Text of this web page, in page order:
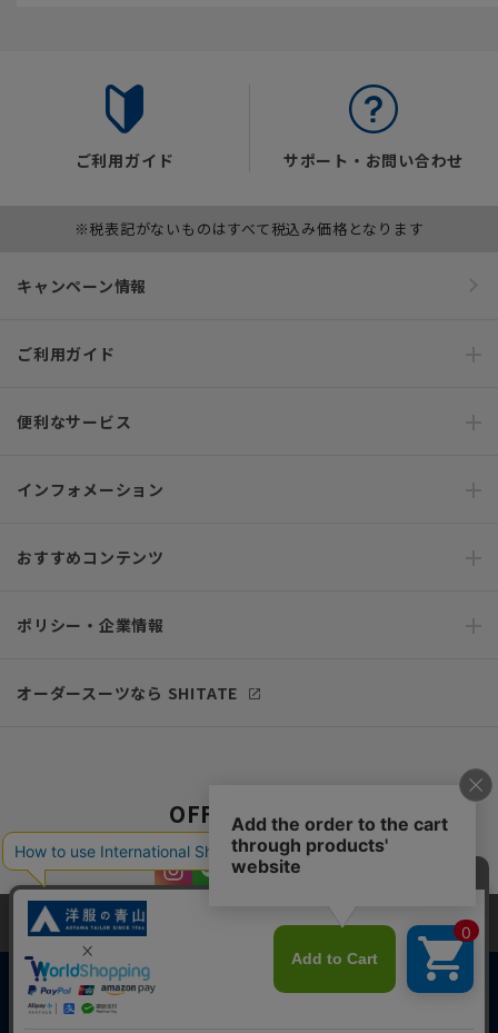
ご利用ガイド サポート・お問い合わせ
※税表記がないものはすべて税込み価格となります
キャンペーン情報
ご利用ガイド
便利なサービス
インフォメーション
おすすめコンテンツ
ポリシー・企業情報
オーダースーツなら SHITATE
OFFICIAL SNS
当サイトでは、快適な閲覧体験とコンテンツ改善のためにCookieを使用
しています。閲覧を続けることで、Cookieの使用に同意したものとみな
します。詳細については